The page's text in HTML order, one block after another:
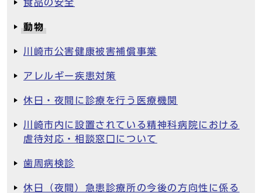
食品の安全
動物
川崎市公害健康被害補償事業
アレルギー疾患対策
休日・夜間に診療を行う医療機関
川崎市内に設置されている精神科病院における
虐待対応・相談窓口について
歯周病検診
休日（夜間）急患診療所の今後の方向性に係る